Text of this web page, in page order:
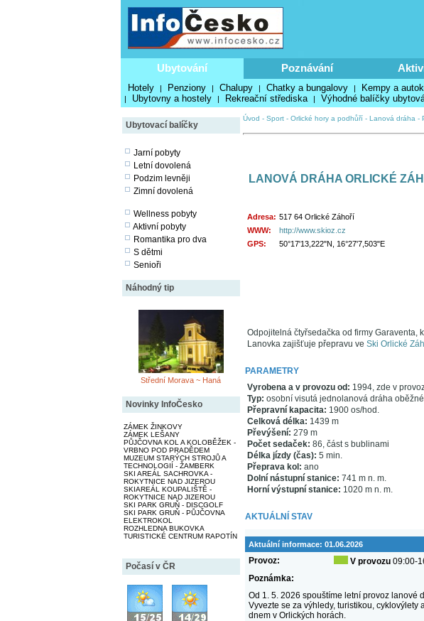
Ubytování Poznávání
Hotely | Penziony | Chalupy | Chatky a bungalovy | Kempy a
| Ubytovny a hostely | Rekreační střediska | Výhodné balíčky
Ubytovací balíčky
Jarní pobyty
Letní dovolená
Podzim levněji
Zimní dovolená
Wellness pobyty
Aktivní pobyty
Romantika pro dva
S dětmi
Senioři
Náhodný tip
Střední Morava ~ Haná
Novinky InfoČesko
ZÁMEK ŽINKOVY
ZÁMEK LEŠANY
PŮJČOVNA KOL A KOLOBĚŽEK -
VRBNO POD PRADĚDEM
MUZEUM STARÝCH STROJŮ A
TECHNOLOGIÍ - ŽAMBERK
SKI AREÁL SACHROVKA -
ROKYTNICE NAD JIZEROU
SKIAREÁL KOUPALIŠTĚ -
ROKYTNICE NAD JIZEROU
SKI PARK GRUŇ - DISCGOLF
SKI PARK GRUŇ - PŮJČOVNA
ELEKTROKOL
ROZHLEDNA BUKOVKA
TURISTICKÉ CENTRUM RAPOTÍN
Počasí v ČR
Úvod - Sport- Orlické hory a podhůří- Lanová dráha -
LANOVÁ DRÁHA ORLICKÉ
Adresa: 517 64 Orlické Záhoří
WWW:
http://www.skioz.cz
GPS:
50°17'13,222"N, 16°27'7,503"E
Odpojitelná čtyřsedačka od firmy Garaventa,
Lanovka zajišťuje přepravu ve Ski Orlické
PARAMETRY
Vyrobena a v provozu od: 1994, zde v
Typ: osobní visutá jednolanová dráha
Přepravní kapacita: 1900 os/hod.
Celková délka: 1439 m
Převýšení: 279 m
Počet sedaček: 86, část s bublinami
Délka jízdy (čas): 5 min.
Přeprava kol: ano
Dolní nástupní stanice: 741 m n. m.
Horní výstupní stanice: 1020 m n. m.
AKTUÁLNÍ STAV
Aktuální informace: 01.06.2026
Provoz: V provozu09:00-
Poznámka:
Od 1. 5. 2026 spouštíme letní provoz lanové
Vyvezte se za výhledy, turistikou, cyklovýlety
dnem v Orlických horách.